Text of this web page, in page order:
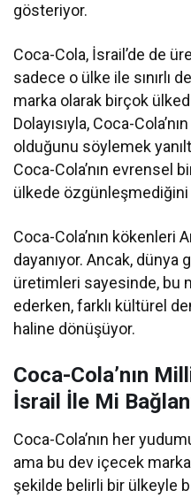
gösteriyor.
Coca-Cola, İsrail’de de
sadece o ülke ile sınırlı
marka olarak birçok
Dolayısıyla, Coca-
olduğunu söylemek
Coca-Cola’nın evrensel
ülkede
Coca-Cola’nın kökenleri
dayanıyor. Ancak,
üretimleri sayesinde, bu
ederken, farklı kültürel
haline dönüşüyor.
Coca-Cola’nın
İsrail İle Mi
Coca-Cola’nın her
ama bu dev içecek
şekilde belirli bir ülkeyle